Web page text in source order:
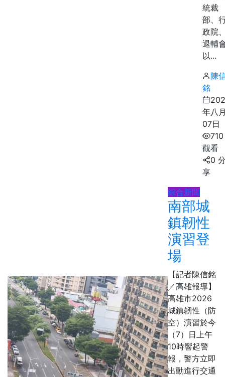
統裁
部、
政院
退輔
以...
陳
銘
年八
07日
710
觀看
0
享
綜合新聞
南部城
鎮韌性
演習登
場
【記者陳信銘
／高雄報導】
高雄市2026
城鎮韌性（防
空）演習於今
（7）日上午
10時響起警
報，警方立即
出動進行交通